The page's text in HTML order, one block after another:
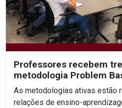
Professores recebem
metodologia Problem
As metodologias ativas estão
relações de ensino-